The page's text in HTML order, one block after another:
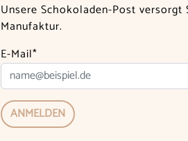
Unsere Schokoladen-Post
Manufaktur.
E-Mail*
ANMELDEN